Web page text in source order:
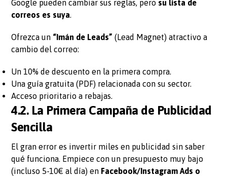
Google pueden cambiar sus reglas, pero su lista de
correos es suya
Ofrezca un “Imán de Leads” (Lead Magnet) atractivo a
cambio del correo:
Un 10% de descuento en la primera compra.
Una guía gratuita (PDF) relacionada con su sector.
Acceso prioritario a rebajas.
4.2. La Primera Campaña de Publicidad
Sencilla
El gran error es invertir miles en publicidad sin saber
qué funciona. Empiece con un presupuesto muy bajo
(incluso 5-10€ al día) en Facebook/Instagram Ads o